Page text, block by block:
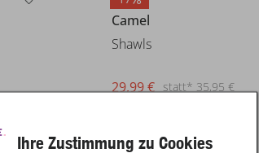
Camel
Shawls
statt* 35,95 €
29,99 €
Ihre Zustimmung zu Cookies